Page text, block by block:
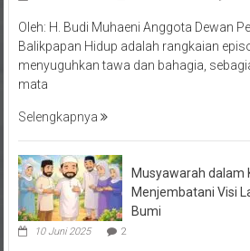
Balikpapan Hidup adalah rangkaian
menyuguhkan tawa dan bahagia,
mata
Menjembatani Visi
Bumi
10 Juni 2025 2